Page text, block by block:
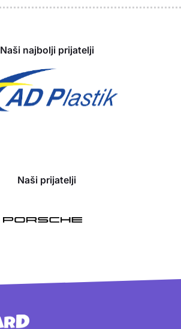
Naši najbolji prijatelji
Naši prijatelji